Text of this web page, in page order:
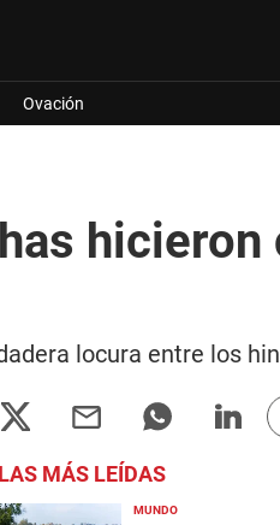
Ovación
hicieron
locura entre los
LAS MÁS LEÍDAS
MUNDO